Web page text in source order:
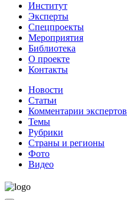
Институт
Эксперты
Спецпроекты
Мероприятия
Библиотека
О проекте
Контакты
Новости
Статьи
Комментарии экспертов
Темы
Рубрики
Страны и регионы
Фото
Видео